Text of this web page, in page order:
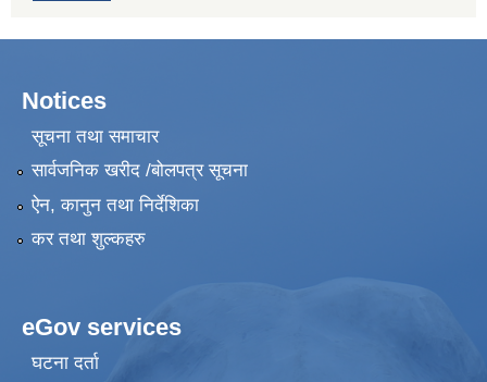
Notices
सूचना तथा समाचार
सार्वजनिक खरीद /बोलपत्र सूचना
ऐन, कानुन तथा निर्देशिका
कर तथा शुल्कहरु
eGov services
घटना दर्ता